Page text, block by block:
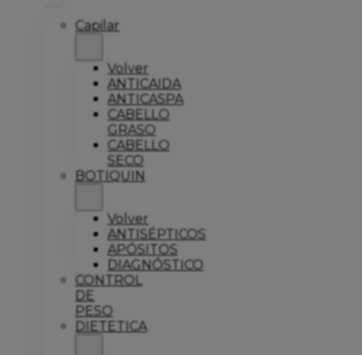
Capilar
Volver
ANTICAIDA
ANTICASPA
CABELLO
GRASO
CABELLO
SECO
BOTIQUIN
Volver
ANTISÉPTICOS
APÓSITOS
DIAGNÓSTICO
CONTROL
DE
PESO
DIETETICA